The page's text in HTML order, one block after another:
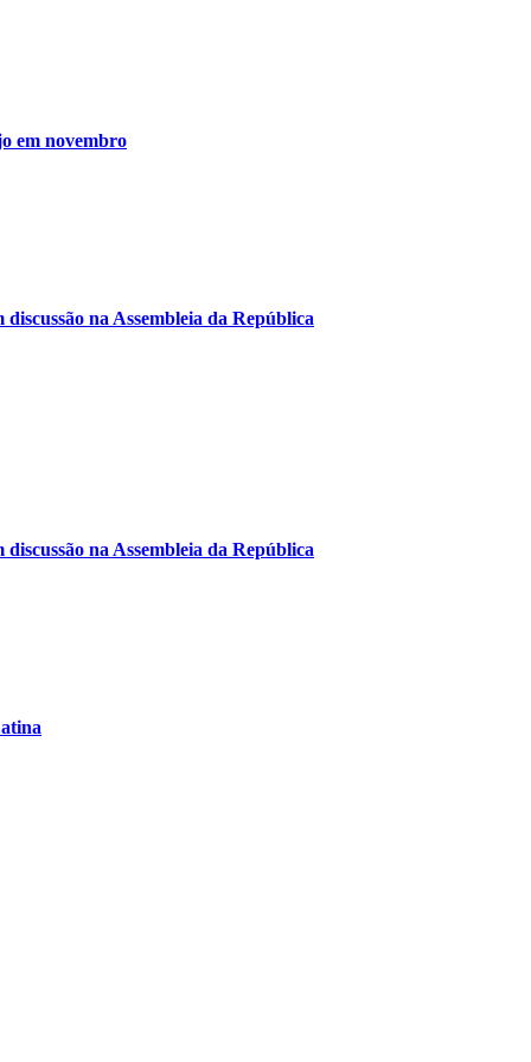
em novembro
na Assembleia da República
na Assembleia da República